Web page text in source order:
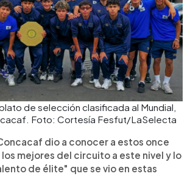
de selección clasificada al Mundial,
Foto: Cortesía Fesfut/LaSelecta
dio a conocer a estos once
mejores del circuito a este nivel y lo
de élite" que se vio en estas